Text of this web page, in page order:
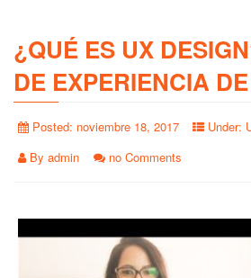
¿QUÉ ES UX
DE EXPERIENCIA
Posted: noviembre 18, 2017 Under:
By admin no Comments